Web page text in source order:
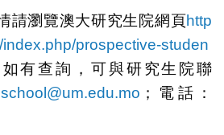
請瀏覽澳大研究生院網頁http
prospective-studen
有查詢，可與研究生院聯
；電話：